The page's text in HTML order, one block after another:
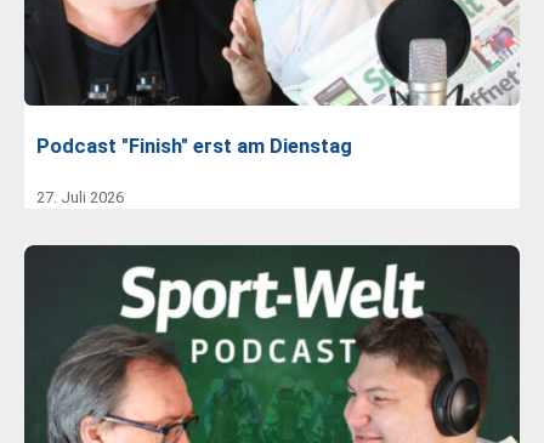
Podcast "Finish" erst am Dienstag
27. Juli 2026